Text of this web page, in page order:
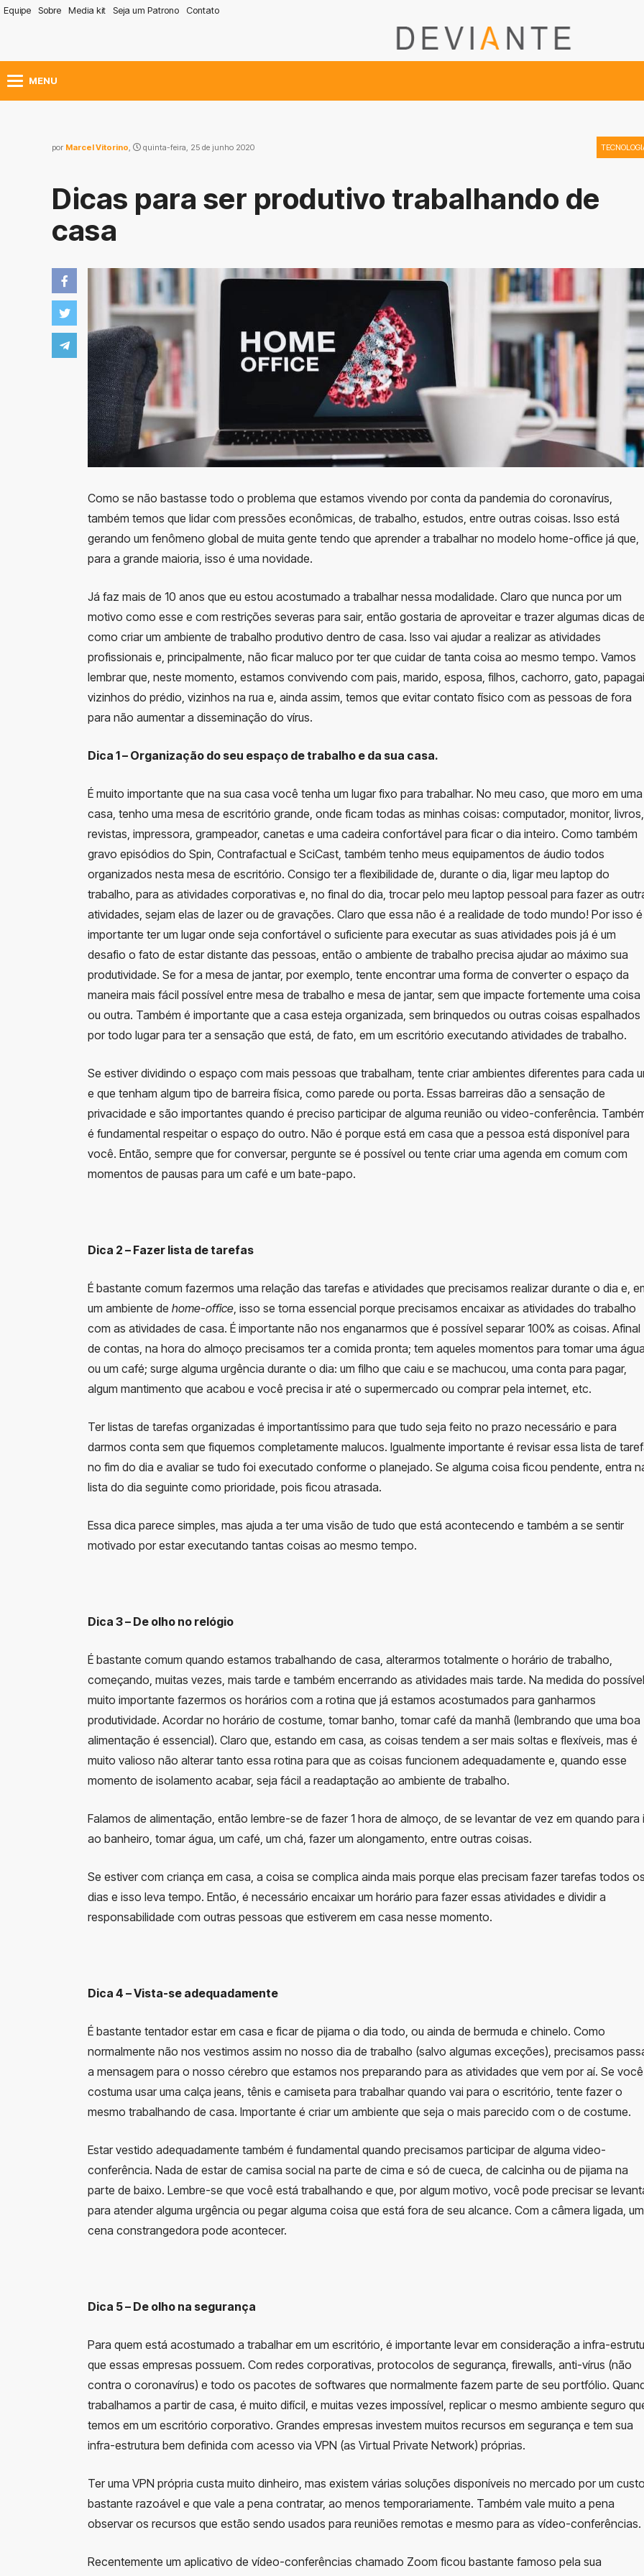
Equipe Sobre Media kit Seja um Patrono Contato
MENU
por Marcel Vitorino, quinta-feira, 25 de junho 2020
Dicas para ser produtivo trabalhando de
casa
Como se não bastasse todo o problema que estamos vivendo por conta da pandemia do coronavírus,
também temos que lidar com pressões econômicas, de trabalho, estudos, entre outras coisas. Isso está
gerando um fenômeno global de muita gente tendo que aprender a trabalhar no modelo home-office já que,
para a grande maioria, isso é uma novidade.
Já faz mais de 10 anos que eu estou acostumado a trabalhar nessa modalidade. Claro que nunca por um
motivo como esse e com restrições severas para sair, então gostaria de aproveitar e trazer algumas dicas de
como criar um ambiente de trabalho produtivo dentro de casa. Isso vai ajudar a realizar as atividades
profissionais e, principalmente, não ficar maluco por ter que cuidar de tanta coisa ao mesmo tempo. Vamos
lembrar que, neste momento, estamos convivendo com pais, marido, esposa, filhos, cachorro, gato,
vizinhos do prédio, vizinhos na rua e, ainda assim, temos que evitar contato físico com as pessoas de fora
para não aumentar a disseminação do vírus.
Dica 1 – Organização do seu espaço de trabalho e da sua casa.
É muito importante que na sua casa você tenha um lugar fixo para trabalhar. No meu caso, que moro em uma
casa, tenho uma mesa de escritório grande, onde ficam todas as minhas coisas: computador, monitor, livros,
revistas, impressora, grampeador, canetas e uma cadeira confortável para ficar o dia inteiro. Como também
gravo episódios do Spin, Contrafactual e SciCast, também tenho meus equipamentos de áudio todos
organizados nesta mesa de escritório. Consigo ter a flexibilidade de, durante o dia, ligar meu laptop do
trabalho, para as atividades corporativas e, no final do dia, trocar pelo meu laptop pessoal para fazer as
atividades, sejam elas de lazer ou de gravações. Claro que essa não é a realidade de todo mundo! Por isso é
importante ter um lugar onde seja confortável o suficiente para executar as suas atividades pois já é um
desafio o fato de estar distante das pessoas, então o ambiente de trabalho precisa ajudar ao máximo sua
produtividade. Se for a mesa de jantar, por exemplo, tente encontrar uma forma de converter o espaço da
maneira mais fácil possível entre mesa de trabalho e mesa de jantar, sem que impacte fortemente uma coisa
ou outra. Também é importante que a casa esteja organizada, sem brinquedos ou outras coisas espalhados
por todo lugar para ter a sensação que está, de fato, em um escritório executando atividades de trabalho.
Se estiver dividindo o espaço com mais pessoas que trabalham, tente criar ambientes diferentes para cada
e que tenham algum tipo de barreira física, como parede ou porta. Essas barreiras dão a sensação de
privacidade e são importantes quando é preciso participar de alguma reunião ou video-conferência.
é fundamental respeitar o espaço do outro. Não é porque está em casa que a pessoa está disponível para
você. Então, sempre que for conversar, pergunte se é possível ou tente criar uma agenda em comum com
momentos de pausas para um café e um bate-papo.
Dica 2 – Fazer lista de tarefas
É bastante comum fazermos uma relação das tarefas e atividades que precisamos realizar durante o dia e,
um ambiente de home-office , isso se torna essencial porque precisamos encaixar as atividades do trabalho
com as atividades de casa. É importante não nos enganarmos que é possível separar 100% as coisas. Afinal
de contas, na hora do almoço precisamos ter a comida pronta; tem aqueles momentos para tomar uma água
ou um café; surge alguma urgência durante o dia: um filho que caiu e se machucou, uma conta para pagar,
algum mantimento que acabou e você precisa ir até o supermercado ou comprar pela internet, etc.
Ter listas de tarefas organizadas é importantíssimo para que tudo seja feito no prazo necessário e para
darmos conta sem que fiquemos completamente malucos. Igualmente importante é revisar essa lista de
no fim do dia e avaliar se tudo foi executado conforme o planejado. Se alguma coisa ficou pendente, entra
lista do dia seguinte como prioridade, pois ficou atrasada.
Essa dica parece simples, mas ajuda a ter uma visão de tudo que está acontecendo e também a se sentir
motivado por estar executando tantas coisas ao mesmo tempo.
Dica 3 – De olho no relógio
É bastante comum quando estamos trabalhando de casa, alterarmos totalmente o horário de trabalho,
começando, muitas vezes, mais tarde e também encerrando as atividades mais tarde. Na medida do
muito importante fazermos os horários com a rotina que já estamos acostumados para ganharmos
produtividade. Acordar no horário de costume, tomar banho, tomar café da manhã (lembrando que uma boa
alimentação é essencial). Claro que, estando em casa, as coisas tendem a ser mais soltas e flexíveis, mas é
muito valioso não alterar tanto essa rotina para que as coisas funcionem adequadamente e, quando esse
momento de isolamento acabar, seja fácil a readaptação ao ambiente de trabalho.
Falamos de alimentação, então lembre-se de fazer 1 hora de almoço, de se levantar de vez em quando para
ao banheiro, tomar água, um café, um chá, fazer um alongamento, entre outras coisas.
Se estiver com criança em casa, a coisa se complica ainda mais porque elas precisam fazer tarefas todos os
dias e isso leva tempo. Então, é necessário encaixar um horário para fazer essas atividades e dividir a
responsabilidade com outras pessoas que estiverem em casa nesse momento.
Dica 4 – Vista-se adequadamente
É bastante tentador estar em casa e ficar de pijama o dia todo, ou ainda de bermuda e chinelo. Como
normalmente não nos vestimos assim no nosso dia de trabalho (salvo algumas exceções), precisamos
a mensagem para o nosso cérebro que estamos nos preparando para as atividades que vem por aí. Se você
costuma usar uma calça jeans, tênis e camiseta para trabalhar quando vai para o escritório, tente fazer o
mesmo trabalhando de casa. Importante é criar um ambiente que seja o mais parecido com o de costume.
Estar vestido adequadamente também é fundamental quando precisamos participar de alguma video-
conferência. Nada de estar de camisa social na parte de cima e só de cueca, de calcinha ou de pijama na
parte de baixo. Lembre-se que você está trabalhando e que, por algum motivo, você pode precisar se
para atender alguma urgência ou pegar alguma coisa que está fora de seu alcance. Com a câmera ligada,
cena constrangedora pode acontecer.
Dica 5 – De olho na segurança
Para quem está acostumado a trabalhar em um escritório, é importante levar em consideração a infra-
que essas empresas possuem. Com redes corporativas, protocolos de segurança, firewalls, anti-vírus (não
contra o coronavírus) e todo os pacotes de softwares que normalmente fazem parte de seu portfólio.
trabalhamos a partir de casa, é muito difícil, e muitas vezes impossível, replicar o mesmo ambiente seguro
temos em um escritório corporativo. Grandes empresas investem muitos recursos em segurança e tem sua
infra-estrutura bem definida com acesso via VPN (as Virtual Private Network) próprias.
Ter uma VPN própria custa muito dinheiro, mas existem várias soluções disponíveis no mercado por um custo
bastante razoável e que vale a pena contratar, ao menos temporariamente. Também vale muito a pena
observar os recursos que estão sendo usados para reuniões remotas e mesmo para as vídeo-conferências.
Recentemente um aplicativo de vídeo-conferências chamado Zoom ficou bastante famoso pela sua